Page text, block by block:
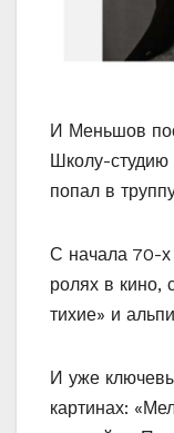
И Меньшов
Школу-студию
попал в
С начала 70-х
ролях в кино,
тихие» и
И уже
картинах: